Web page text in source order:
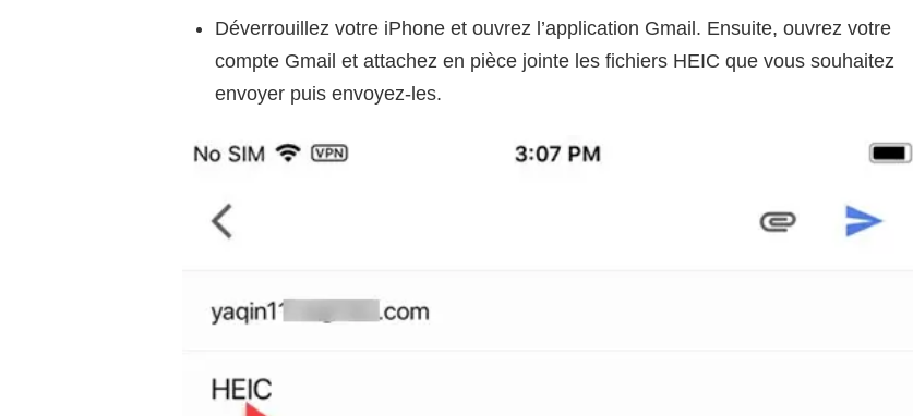
Déverrouillez votre iPhone et ouvrez l’application Gmail. Ensuite, ouvrez votre
compte Gmail et attachez en pièce jointe les fichiers HEIC que vous souhaitez
envoyer puis envoyez-les.